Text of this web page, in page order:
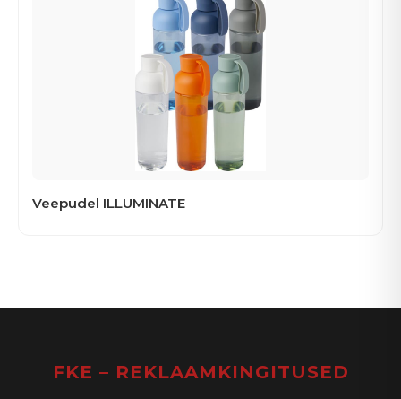
Veepudel ILLUMINATE
FKE – REKLAAMKINGITUSED